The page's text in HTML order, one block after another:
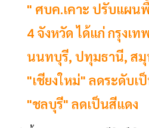
" ศบค.เคาะ ปรับแผน
4 จังหวัด ได้แก่ กรุงเ
นนทบุรี, ปทุมธานี, สมุ
"เชียงใหม่" ลดระดับเ
"ชลบุรี" ลดเป็นสีแดง